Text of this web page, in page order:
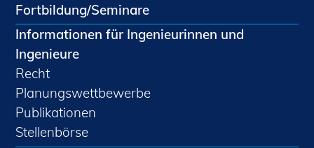
Fortbildung/Seminare
Informationen für Ingenieurinnen und
Ingenieure
Recht
Planungswettbewerbe
Publikationen
Stellenbörse